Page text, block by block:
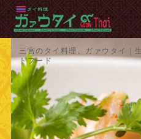
三宮のタイ料理、ガァウタイ｜
トフード